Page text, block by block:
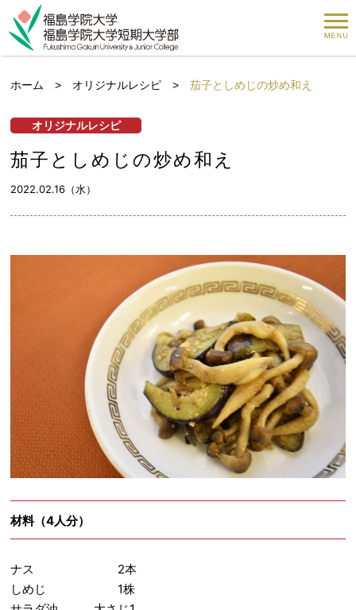
ホーム > オリジナルレシピ >茄子としめじの炒め和え
オリジナルレシピ
茄子としめじの炒め和え
2022.02.16（水）
材料（4人分）
ナス 2本
しめじ 1株